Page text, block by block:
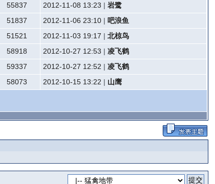
55837 2012-11-08 13:23 |岩鹭
51837 2012-11-06 23:10 | 吧浪鱼
51521 2012-11-03 19:17 |北椋鸟
58918 2012-10-27 12:53 |凌飞鹤
59337 2012-10-27 12:52 |凌飞鹤
58073 2012-10-15 13:22 | 山鹰